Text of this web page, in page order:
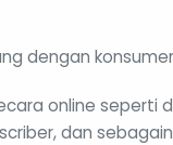
dengan
online seperti
dan